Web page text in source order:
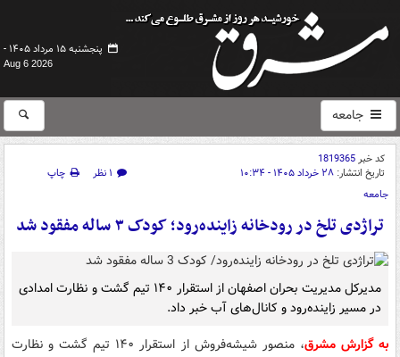
پنجشنبه ۱۵ مرداد ۱۴۰۵ -
Aug 6 2026
جامعه
کد خبر1819365
تاریخ انتشار: ۲۸ خرداد ۱۴۰۵ - ۱۰:۳۴ ۱ نظر
چاپ
جامعه
تراژدی تلخ در رودخانه زاینده‌رود؛ کودک ۳ ساله مفقود شد
مدیرکل مدیریت بحران اصفهان از استقرار ۱۴۰ تیم گشت و نظارت امدادی
در مسیر زاینده‌رود و کانال‌های آب خبر داد.
به گزارش مشرق
، منصور شیشه‌فروش از استقرار ۱۴۰ تیم گشت و نظارت